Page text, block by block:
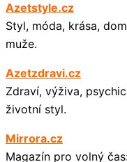
Azetstyle.cz
Styl, móda, krása,
muže.
Azetzdravi.cz
Zdraví, výživa,
životní styl.
Mirrora.cz
Magazín pro volný